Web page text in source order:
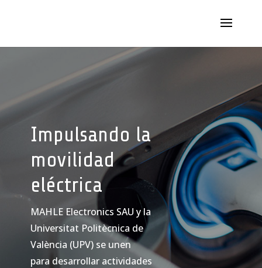
Impulsando la
movilidad
eléctrica
MAHLE Electronics SAU y la
Universitat Politècnica de
València (UPV) se unen
para desarrollar actividades